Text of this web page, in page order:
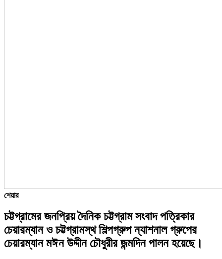
শেয়ার
চট্টগ্রামের জনপ্রিয় দৈনিক চট্টগ্রাম সংবাদ পত্রিকার
চেয়ারম্যান ও চট্টগ্রামস্থ শিল্পগ্রুপ ন্যাশনাল গ্রুপের
চেয়ারম্যান মঈন উদ্দীন চৌধুরীর জন্মদিন পালন হয়েছে।